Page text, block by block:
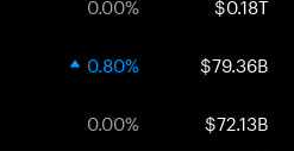
0.80% $79.36B
0.00% $72.13B